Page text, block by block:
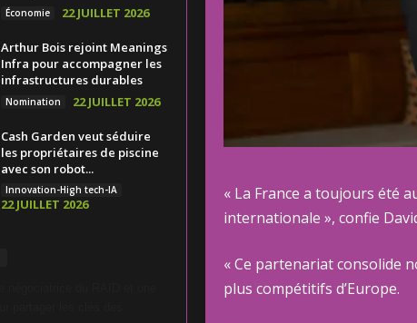
« La France a toujours été
internationale », confie
« Ce partenariat consolide
plus compétitifs d’Europe.
Économie 22 JUILLET 2026
Arthur Bois rejoint Meanings
Infra pour accompagner les
infrastructures durables
Nomination 22 JUILLET 2026
Cash Garden veut séduire
les propriétaires de piscine
avec son robot...
Innovation-High tech-IA
22 JUILLET 2026